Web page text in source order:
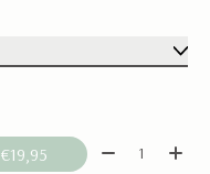
— €19,95 Aantal: